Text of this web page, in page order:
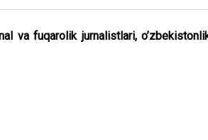
va fuqarolik jurnalistlari,